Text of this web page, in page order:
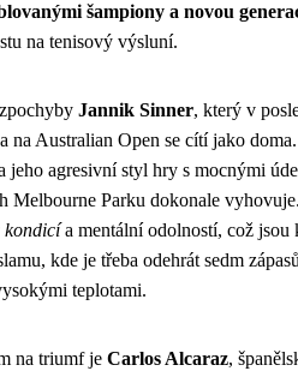
šampiony a novou
na tenisový výsluní.
Jannik Sinner, který v
na Australian Open se cítí jako
jeho agresivní styl hry s mocnými
Melbourne Parku dokonale
kondicía mentální odolností, což jsou
kde je třeba odehrát sedm
teplotami.
na triumf je Carlos Alcaraz,